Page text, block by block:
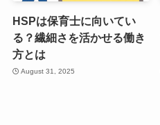
HSPは保育士に向いてい
る？繊細さを活かせる働き
方とは
August 31, 2025